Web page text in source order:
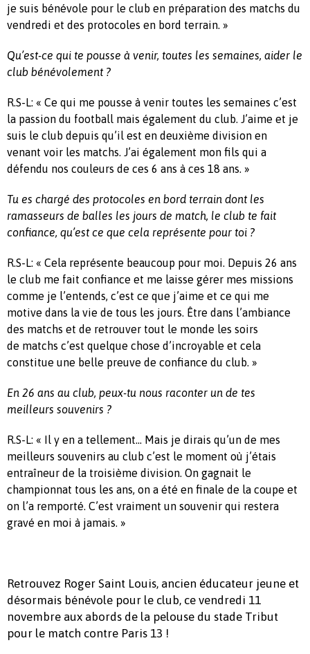
je suis bénévole pour le club en préparation des matchs du
vendredi et des protocoles en bord terrain. »
Qu’est-ce qui te pousse à venir, toutes les semaines, aider le
club bénévolement ?
R.S-L: « Ce qui me pousse à venir toutes les semaines c’est
la passion du football mais également du club. J’aime et je
suis le club depuis qu’il est en deuxième division en
venant voir les matchs. J’ai également mon fils qui a
défendu nos couleurs de ces 6 ans à ces 18 ans. »
Tu es chargé des protocoles en bord terrain dont les
ramasseurs de balles les jours de match, le club te fait
confiance, qu’est ce que cela représente pour toi ?
R.S-L: « Cela représente beaucoup pour moi. Depuis 26 ans
le club me fait confiance et me laisse gérer mes missions
comme je l’entends, c’est ce que j’aime et ce qui me
motive dans la vie de tous les jours. Être dans l’ambiance
des matchs et de retrouver tout le monde les soirs
de matchs c’est quelque chose d’incroyable et cela
constitue une belle preuve de confiance du club. »
En 26 ans au club, peux-tu nous raconter un de tes
meilleurs souvenirs ?
R.S-L: « Il y en a tellement… Mais je dirais qu’un de mes
meilleurs souvenirs au club c’est le moment où j’étais
entraîneur de la troisième division. On gagnait le
championnat tous les ans, on a été en finale de la coupe et
on l’a remporté. C’est vraiment un souvenir qui restera
gravé en moi à jamais. »
Retrouvez Roger Saint Louis, ancien éducateur jeune et
désormais bénévole pour le club, ce vendredi 11
novembre aux abords de la pelouse du stade Tribut
pour le match contre Paris 13 !